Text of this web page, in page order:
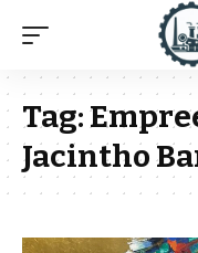
Tag:
Jacintho